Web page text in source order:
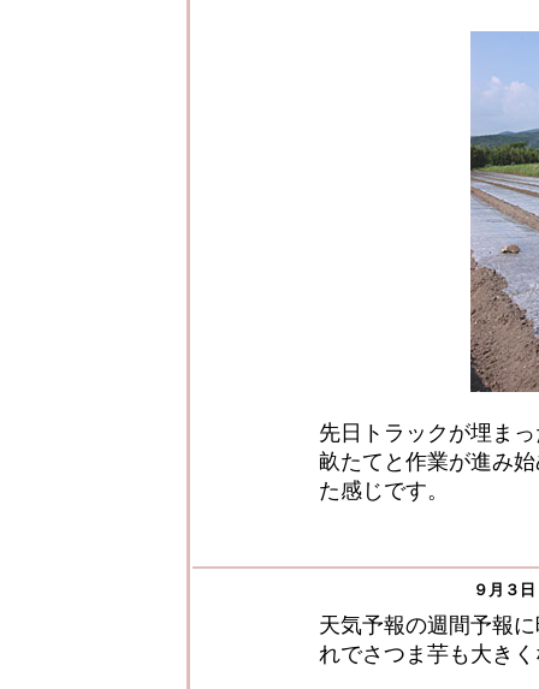
先日トラックが埋ま
畝たてと作業が進み
た感じです。
９月３
天気予報の週間予報
れでさつま芋も大き